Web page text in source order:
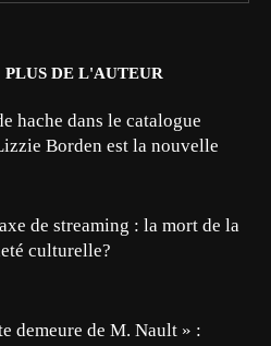
PLUS DE L'AUTEUR
hache dans le catalogue
Borden est la nouvelle
de streaming : la mort de la
culturelle?
demeure de M. Nault » :